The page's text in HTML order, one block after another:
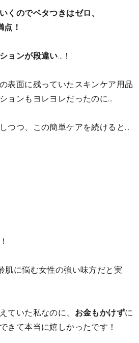
くのでベタつきはゼロ、
点！
ョンが段違い…！
表面に残っていたスキンケア用品
ョンもヨレヨレだったのに…
つつ、この簡単ケアを続けると…
肌に悩む女性の強い味方だと実
ていた私なのに、 お金もかけずに
きて本当に嬉しかったです！